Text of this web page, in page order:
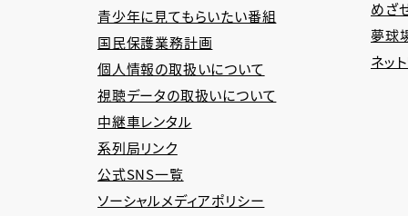
青少年に見てもらいたい番組
国民保護業務計画
個人情報の取扱いについて
視聴データの取扱いについて
中継車レンタル
系列局リンク
公式SNS一覧
ソーシャルメディアポリシー
めざ
夢球
ネッ